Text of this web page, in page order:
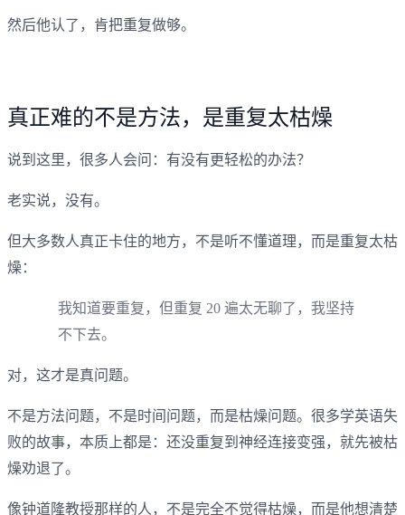
然后他认了，肯把重复做够。
真正难的不是方法，是重复太枯燥
说到这里，很多人会问：有没有更轻松的办法？
老实说，没有。
但大多数人真正卡住的地方，不是听不懂道理，而是重复太枯
燥：
我知道要重复，但重复 20 遍太无聊了，我坚持
不下去。
对，这才是真问题。
不是方法问题，不是时间问题，而是枯燥问题。很多学英语失
败的故事，本质上都是：还没重复到神经连接变强，就先被枯
燥劝退了。
像钟道隆教授那样的人，不是完全不觉得枯燥，而是他想清楚